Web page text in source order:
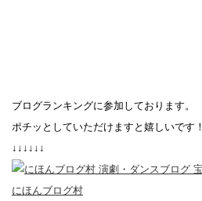
ブログランキングに参加しております。
ポチッとしていただけますと嬉しいです！
↓↓↓↓↓↓
にほんブログ村